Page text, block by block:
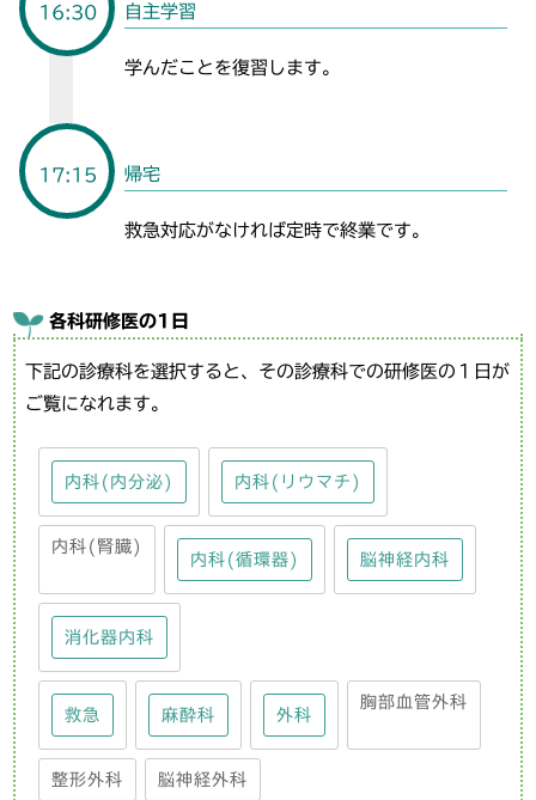
16:30 自主学習
学んだことを復習します。
17:15 帰宅
救急対応がなければ定時で終業です。
各科研修医の1日
下記の診療科を選択すると、その診療科での研修医の１日が
ご覧になれます。
内科(内分泌) 内科(リウマチ)
内科(腎臓)
内科(循環器) 脳神経内科
消化器内科
救急 麻酔科 外科
胸部血管外科
整形外科 脳神経外科